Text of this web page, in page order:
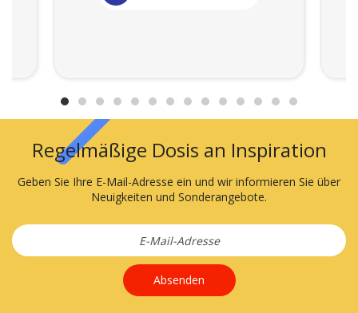
Regelmäßige Dosis an Inspiration
Geben Sie Ihre E-Mail-Adresse ein und wir informieren Sie über
Neuigkeiten und Sonderangebote.
Absenden